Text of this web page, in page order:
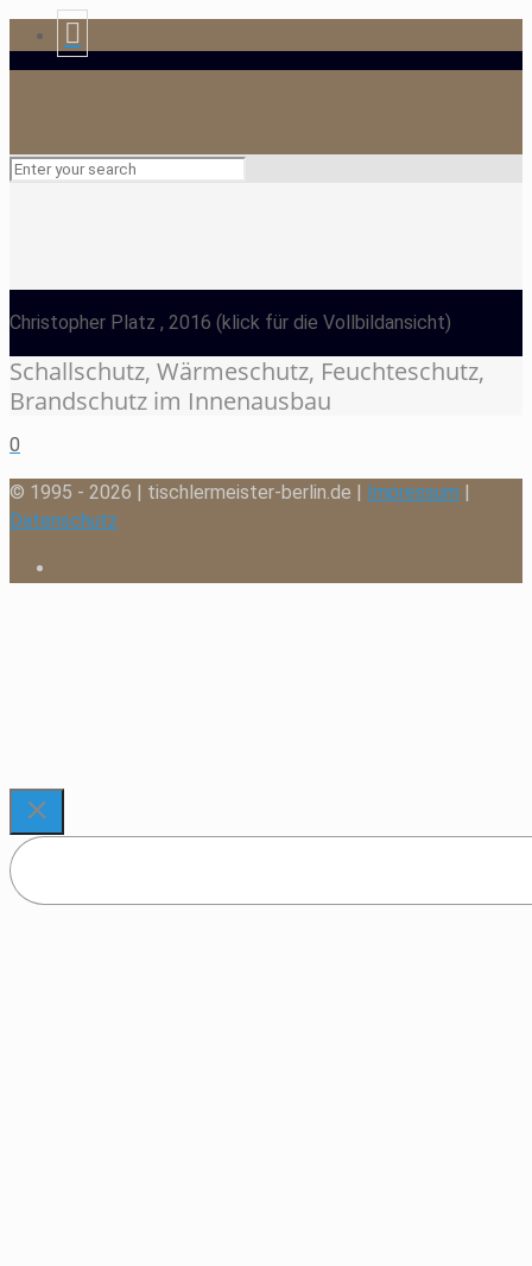
Christopher Platz , 2016 (klick für die Vollbildansicht)
Schallschutz, Wärmeschutz, Feuchteschutz,
Brandschutz im Innenausbau
0
© 1995 - 2026 | tischlermeister-berlin.de | Impressum
Datenschutz